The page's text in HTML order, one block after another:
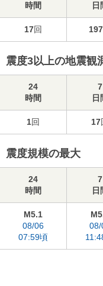
時間
日
17回 197
震度3以上の地震観
24
時間
7
日
1回 17
震度規模の最大
24
時間
7
日
M5.1
08/06
07:59頃
08/